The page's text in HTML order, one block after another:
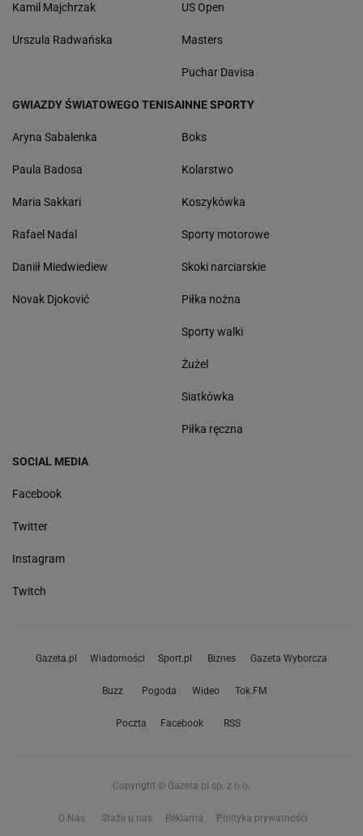
Kamil Majchrzak
Urszula Radwańska
US Open
Masters
Puchar Davisa
GWIAZDY ŚWIATOWEGO TENISA
Aryna Sabalenka
Paula Badosa
Maria Sakkari
Rafael Nadal
Daniił Miedwiediew
Novak Djoković
INNE SPORTY
Boks
Kolarstwo
Koszykówka
Sporty motorowe
Skoki narciarskie
Piłka nożna
Sporty walki
Żużel
Siatkówka
Piłka ręczna
SOCIAL MEDIA
Facebook
Twitter
Instagram
Twitch
Gazeta.pl Wiadomości Sport.pl Biznes Gazeta Wyborcza
Buzz Pogoda Wideo Tok.FM
Poczta Facebook RSS
Copyright © Gazeta.pl sp. z o.o.
O Nas Staże u nas Reklama Polityka prywatności